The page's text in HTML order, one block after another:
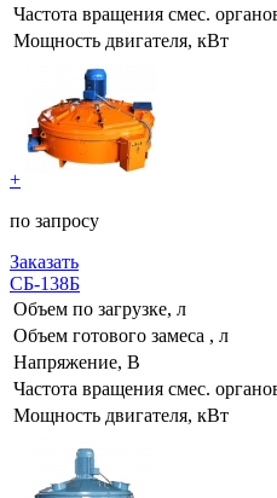
Частота вращения смес.
Мощность двигателя, кВт
+
по запросу
Заказать
СБ-138Б
Объем по загрузке, л
Объем готового замеса , л
Напряжение, В
Частота вращения смес.
Мощность двигателя, кВт